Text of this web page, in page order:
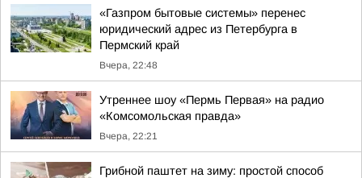
«Газпром бытовые системы» перенес
юридический адрес из Петербурга в
Пермский край
Вчера, 22:48
Утреннее шоу «Пермь Первая» на радио
«Комсомольская правда»
Вчера, 22:21
Грибной паштет на зиму: простой способ